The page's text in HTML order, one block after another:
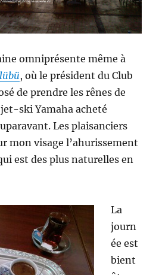
omniprésente même à
, où le président du Club
de prendre les rênes de
ski Yamaha acheté
Les plaisanciers
mon visage l’ahurissement
est des plus naturelles en
La
journ
ée est
bient